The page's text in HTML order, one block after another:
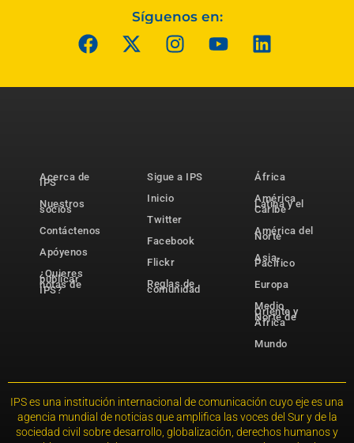
Síguenos en:
Acerca de
IPS
Nuestros
socios
Contáctenos
Apóyenos
¿Quieres
publicar
notas de
IPS?
Sigue a IPS
Inicio
Twitter
Facebook
Flickr
Reglas de
comunidad
África
América
Latina y el
Caribe
América del
Norte
Asia-
Pacífico
Europa
Medio
Oriente y
Norte de
África
Mundo
IPS es una institución internacional de comunicación cuyo eje es una
agencia mundial de noticias que amplifica las voces del Sur y de la
sociedad civil sobre desarrollo, globalización, derechos humanos y